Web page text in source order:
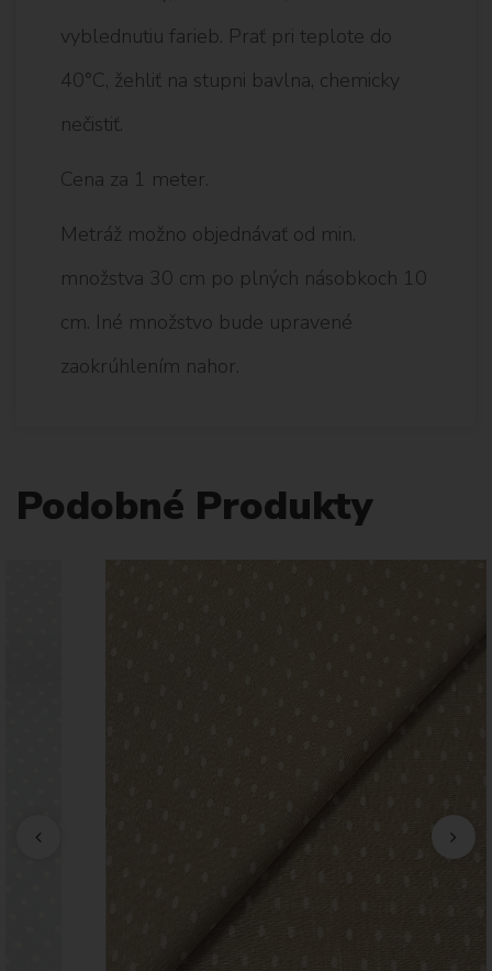
vyblednutiu farieb. Prať pri teplote do
40°C, žehliť na stupni bavlna, chemicky
nečistiť.
Cena za 1 meter.
Metráž možno objednávať od min.
množstva 30 cm po plných násobkoch 10
cm. Iné množstvo bude upravené
zaokrúhlením nahor.
Podobné Produkty